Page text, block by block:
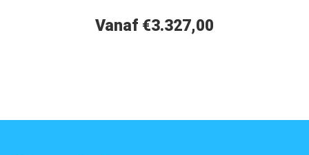
Vanaf €3.327,00